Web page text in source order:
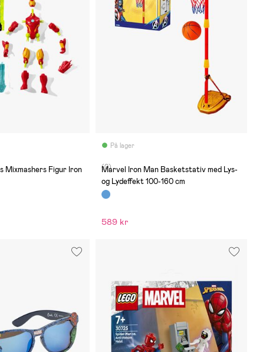
Mixmashers Figur Iron
På lager
(0)
Marvel Iron Man Basketstativ med Lys-
og Lydeffekt 100-160 cm
589 kr